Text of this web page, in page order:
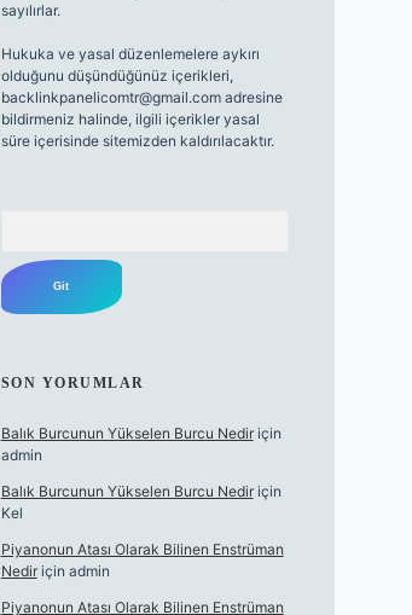
sayılırlar.
Hukuka ve yasal düzenlemelere aykırı
olduğunu düşündüğünüz içerikleri,
backlinkpanelicomtr@gmail.comadresine
bildirmeniz halinde, ilgili içerikler yasal
süre içerisinde sitemizden kaldırılacaktır.
SON YORUMLAR
Balık Burcunun Yükselen Burcu Nediriçin
admin
Balık Burcunun Yükselen Burcu Nediriçin
Kel
Piyanonun Atası Olarak Bilinen Enstrüman
Nediriçin admin
Piyanonun Atası Olarak Bilinen Enstrüman